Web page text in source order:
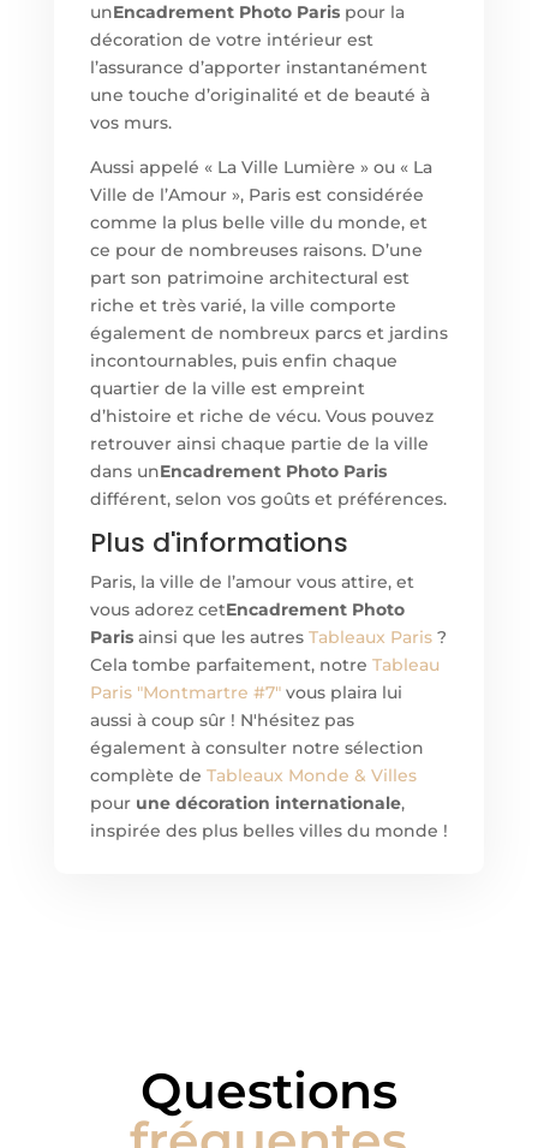
unEncadrement Photo Parispour la
décoration de votre intérieur est
l’assurance d’apporter instantanément
une touche d’originalité et de beauté à
vos murs.
Aussi appelé « La Ville Lumière » ou « La
Ville de l’Amour », Paris est considérée
comme la plus belle ville du monde, et
ce pour de nombreuses raisons. D’une
part son patrimoine architectural est
riche et très varié, la ville comporte
également de nombreux parcs et jardins
incontournables, puis enfin chaque
quartier de la ville est empreint
d’histoire et riche de vécu. Vous pouvez
retrouver ainsi chaque partie de la ville
dans unEncadrement Photo Paris
différent, selon vos goûts et préférences.
Plus d'informations
Paris, la ville de l’amour vous attire, et
vous adorez cetEncadrement Photo
Parisainsi que les autres Tableaux Paris?
Cela tombe parfaitement, notre Tableau
Paris "Montmartre #7"vous plaira lui
aussi à coup sûr ! N'hésitez pas
également à consulter notre sélection
complète de Tableaux Monde & Villes
pour une décoration internationale,
inspirée des plus belles villes du monde !
Questions